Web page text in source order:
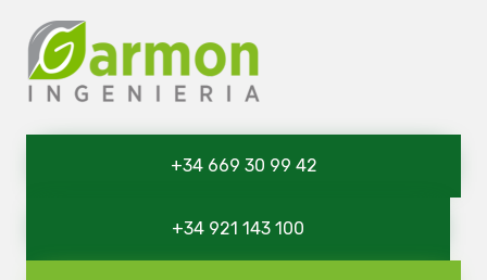
+34 669 30 99 42
+34 921 143 100